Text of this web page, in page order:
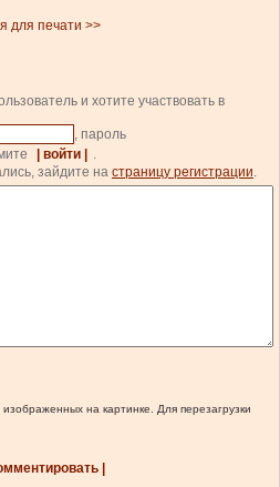
для печати >>
и хотите участвовать в
, пароль
| войти |
.
зайдите на страницу регистрации.
на картинке. Для перезагрузки
|